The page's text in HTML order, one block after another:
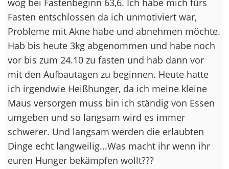
wog bei Fastenbeginn 63,6. Ich habe mich fürs
Fasten entschlossen da ich unmotiviert war,
Probleme mit Akne habe und abnehmen möchte.
Hab bis heute 3kg abgenommen und habe noch
vor bis zum 24.10 zu fasten und hab dann vor
mit den Aufbautagen zu beginnen. Heute hatte
ich irgendwie Heißhunger, da ich meine kleine
Maus versorgen muss bin ich ständig von Essen
umgeben und so langsam wird es immer
schwerer. Und langsam werden die erlaubten
Dinge echt langweilig...Was macht ihr wenn ihr
euren Hunger bekämpfen wollt???